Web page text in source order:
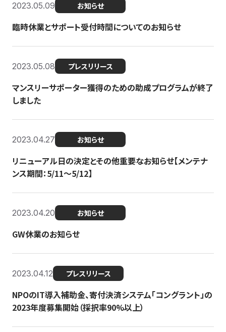
2023.05.09 お知らせ
臨時休業とサポート受付時間についてのお知らせ
2023.05.08 プレスリリース
マンスリーサポーター獲得のための助成プログラムが終了
しました
2023.04.27 お知らせ
リニューアル日の決定とその他重要なお知らせ【メンテナ
ンス期間：5/11～5/12】
2023.04.20 お知らせ
GW休業のお知らせ
2023.04.12 プレスリリース
NPOのIT導入補助金、寄付決済システム「コングラント」の
2023年度募集開始（採択率90%以上）